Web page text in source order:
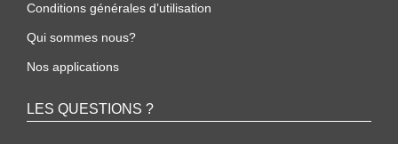
Conditions générales d’utilisation
Qui sommes nous?
Nos applications
LES QUESTIONS ?